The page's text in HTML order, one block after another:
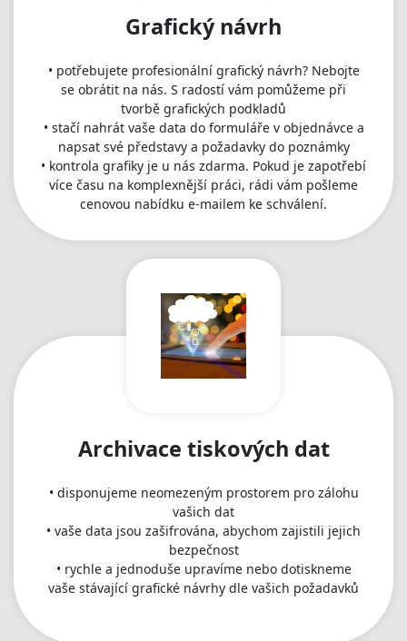
Grafický návrh
• potřebujete profesionální grafický návrh? Nebojte
se obrátit na nás. S radostí vám pomůžeme při
tvorbě grafických podkladů
• stačí nahrát vaše data do formuláře v objednávce a
napsat své představy a požadavky do poznámky
• kontrola grafiky je u nás zdarma. Pokud je zapotřebí
více času na komplexnější práci, rádi vám pošleme
cenovou nabídku e-mailem ke schválení.
Archivace tiskových dat
• disponujeme neomezeným prostorem pro zálohu
vašich dat
• vaše data jsou zašifrována, abychom zajistili jejich
bezpečnost
• rychle a jednoduše upravíme nebo dotiskneme
vaše stávající grafické návrhy dle vašich požadavků